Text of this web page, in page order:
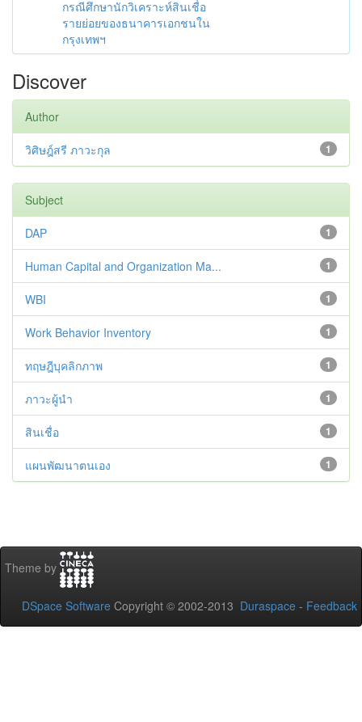
กรณีศึกษานักวิเคราะห์สินเชื่อ
รายย่อยของธนาคารเอกชนใน
กรุงเทพฯ
Discover
Author
1
วิศิษฎ์สรี ภาวะกุล
Subject
1
DAP
1
Human Capital and Organization Ma...
1
WBI
1
Work Behavior Inventory
1
ทฤษฎีบุคลิกภาพ
1
ภาวะผู้นำ
1
สินเชื่อ
1
แผนพัฒนาตนเอง
Theme by
DSpace Software Copyright © 2002-2013 Duraspace - Feedback